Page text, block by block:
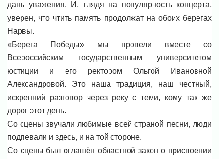
дань уважения. И, глядя на популярность концерта,
уверен, что чтить память продолжат на обоих берегах
Нарвы.
«Берега Победы» мы провели вместе со
Всероссийским государственным университетом
юстиции и его ректором Ольгой Ивановной
Александровой. Это наша традиция, наш честный,
искренний разговор через реку с теми, кому так же
дорог этот день.
Со сцены звучали любимые всей страной песни, люди
подпевали и здесь, и на той стороне.
Со сцены был оглашён областной закон о присвоении